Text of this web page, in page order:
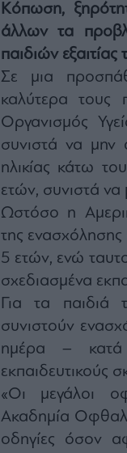
Κόπωση,
άλλων τα
παιδιών
Σε μια
καλύτερα τους
Οργανισμός
συνιστά να μην
ηλικίας κάτω
ετών, συνιστά
Ωστόσο η
της
5 ετών, ενώ
σχεδιασμένα
Για τα παιδιά
συνιστούν
ημέρα – κατά
εκπαιδευτικούς
«Οι μεγάλοι
Ακαδημία
οδηγίες όσον